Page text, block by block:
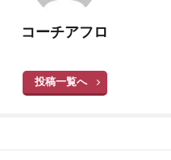
コーチアフロ
投稿一覧へ